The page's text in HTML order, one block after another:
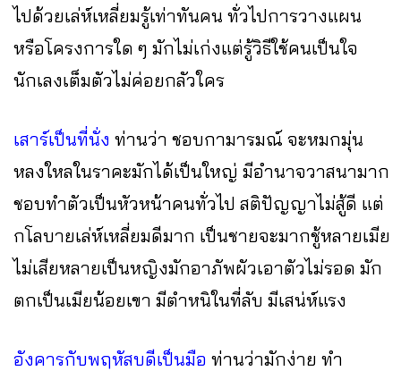
ไปด้วยเล่ห์เหลี่ยมรู้เท่าทันคน ทั่วไปการวางแผน
หรือโครงการใด ๆ มักไม่เก่งแต่รู้วิธีใช้คนเป็นใจ
นักเลงเต็มตัวไม่ค่อยกลัวใคร
เสาร์เป็นที่นั่ง ท่านว่า ชอบกามารมณ์ จะหมกมุ่น
หลงใหลในราคะมักได้เป็นใหญ่ มีอำนาจวาสนามาก
ชอบทำตัวเป็นหัวหน้าคนทั่วไป สติปัญญาไม่สู้ดี แต่
กโลบายเล่ห์เหลี่ยมดีมาก เป็นชายจะมากชู้หลายเมีย
ไม่เสียหลายเป็นหญิงมักอาภัพผัวเอาตัวไม่รอด มัก
ตกเป็นเมียน้อยเขา มีตำหนิในที่ลับ มีเสน่ห์แรง
อังคารกับพฤหัสบดีเป็นมือ ท่านว่ามักง่าย ทำ